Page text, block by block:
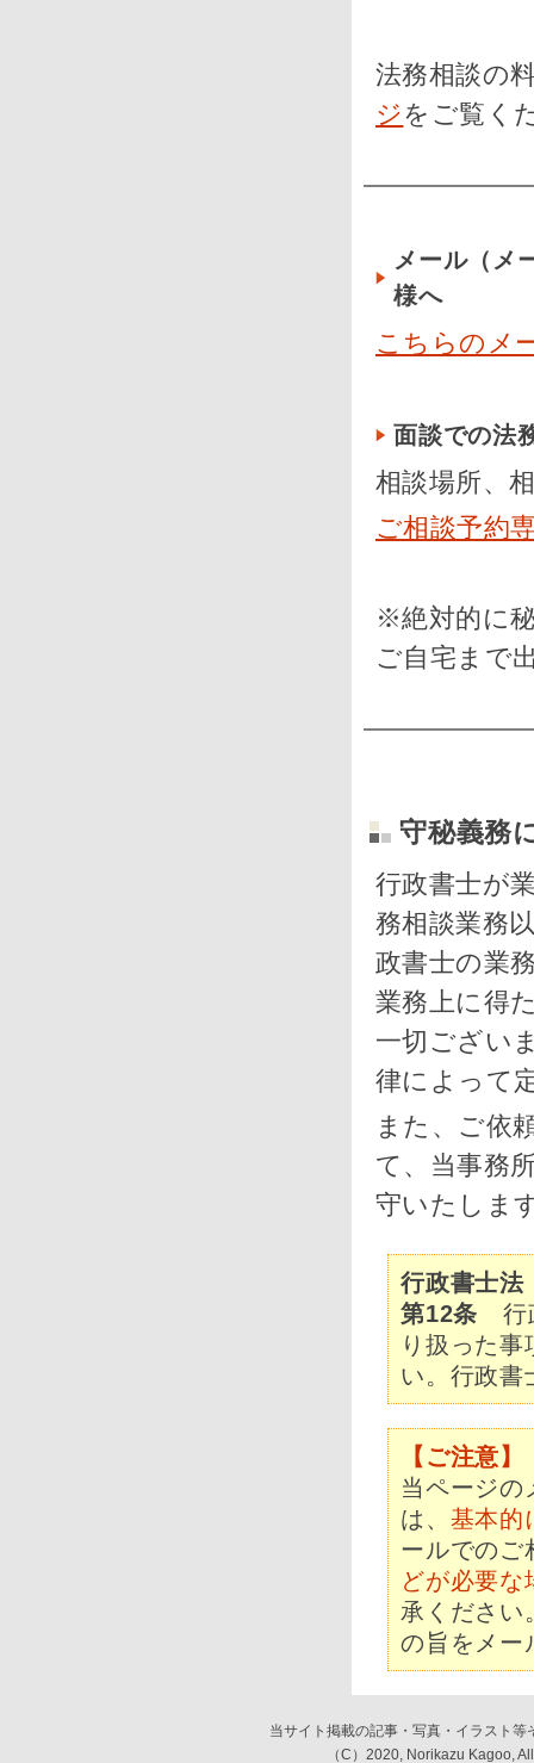
法務相談の
ジをご覧く
メール（メ
様へ
こちらのメ
面談での法
相談場所、
ご相談予約
※絶対的に
ご自宅まで
守秘義務
行政書士が
務相談業務
政書士の業
業務上に得
一切ござい
律によって
また、ご依
て、当事務
守いたしま
行政書士法
第12条 行
り扱った
い。行政書
【ご注意】
当ページの
は、 基本的
ールでのご
どが必要な
承ください
の旨をメー
当サイト掲載の記事・写真・イラスト
（C）2020, Norikazu Kagoo,